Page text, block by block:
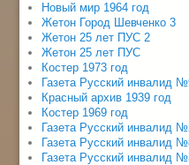
Новый мир 1964 год
Жетон Город Шевченко 3
Жетон 25 лет ПУС 2
Жетон 25 лет ПУС
Костер 1973 год
Газета Русский инвалид
Красный архив 1939 год
Костер 1969 год
Газета Русский инвалид
Газета Русский инвалид
Газета Русский инвалид